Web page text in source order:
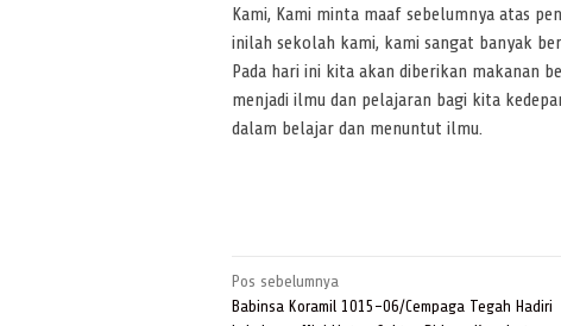
Kami, Kami minta maaf sebelumnya atas
inilah sekolah kami, kami sangat banyak
Pada hari ini kita akan diberikan makanan
menjadi ilmu dan pelajaran bagi kita
dalam belajar dan menuntut ilmu.
Navigasi
Pos sebelumnya
Babinsa Koramil 1015-06/Cempaga Tegah Hadiri